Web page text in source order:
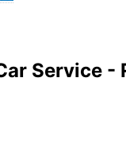
Service -